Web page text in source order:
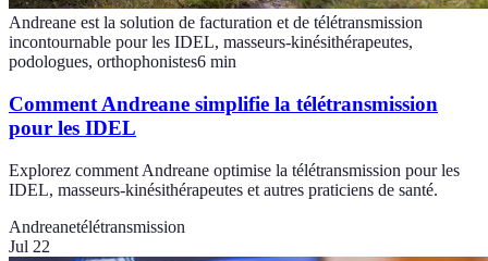
Andreane est la solution de facturation et de télétransmission
incontournable pour les IDEL, masseurs-kinésithérapeutes,
podologues, orthophonistes6 min
Comment Andreane simplifie la télétransmission
pour les IDEL
Explorez comment Andreane optimise la télétransmission pour les
IDEL, masseurs-kinésithérapeutes et autres praticiens de santé.
Andreanetélétransmission
Jul 22